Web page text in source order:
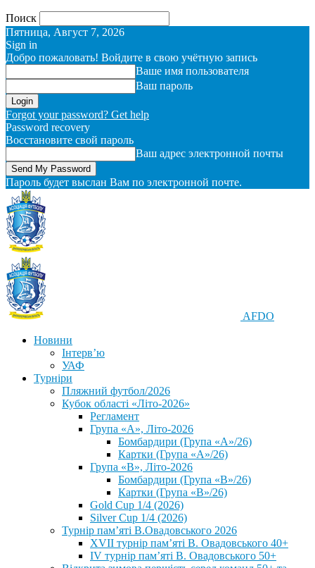
Поиск
Пятница, Август 7, 2026
Sign in
Добро пожаловать! Войдите в свою учётную запись
Ваше имя пользователя
Ваш пароль
Forgot your password? Get help
Password recovery
Восстановите свой пароль
Ваш адрес электронной почты
Пароль будет выслан Вам по электронной почте.
AFDO
Новини
Інтерв’ю
УАФ
Турніри
Пляжний футбол/2026
Кубок області «Літо-2026»
Регламент
Група «А», Літо-2026
Бомбардири (Група «А»/26)
Картки (Група «А»/26)
Група «В», Літо-2026
Бомбардири (Група «В»/26)
Картки (Група «В»/26)
Gold Cup 1/4 (2026)
Silver Cup 1/4 (2026)
Турнір пам’яті В.Овадовського 2026
XVII турнір пам’яті В. Овадовського 40+
IV турнір пам’яті В. Овадовського 50+